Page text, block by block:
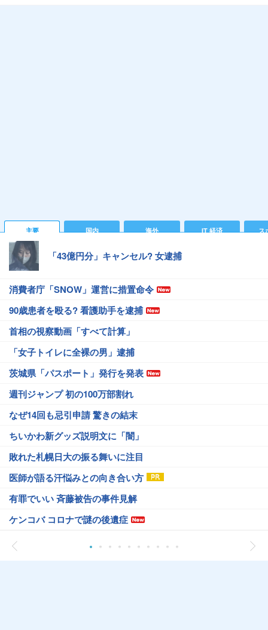
主要 国内 海外 IT 経済 ス
「43億円分」キャンセル? 女逮捕
消費者庁「SNOW」運営に措置命令
90歳患者を殴る? 看護助手を逮捕
首相の視察動画「すべて計算」
「女子トイレに全裸の男」逮捕
茨城県「パスポート」発行を発表
週刊ジャンプ 初の100万部割れ
なぜ14回も忌引申請 驚きの結末
ちいかわ新グッズ説明文に「闇」
敗れた札幌日大の振る舞いに注目
医師が語る汗悩みとの向き合い方
有罪でいい 斉藤被告の事件見解
ケンコバ コロナで謎の後遺症